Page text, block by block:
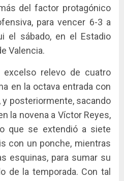
del factor protagónico
para vencer 6-3 a
el sábado, en el Estadio
Valencia.
relevo de cuatro
en la octava entrada con
posteriormente, sacando
la novena a Víctor Reyes,
que se extendió a siete
con un ponche, mientras
esquinas, para sumar su
de la temporada. Con tal